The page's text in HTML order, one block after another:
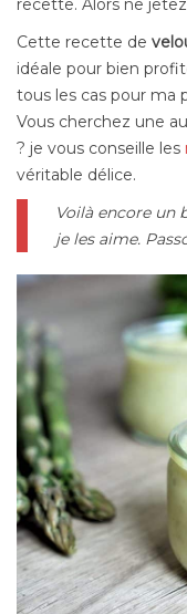
recette. Alors ne
Cette recette de
idéale pour bien
tous les cas pour ma
Vous cherchez une
? je vous conseille les
véritable délice.
Voilà encore un
je les aime.